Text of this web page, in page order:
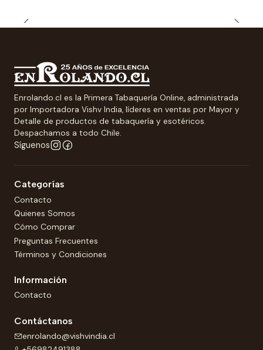
Enrolando.cl es la Primera Tabaquería Online, administrada
por Importadora Vishv India, líderes en ventas por Mayor y
Detalle de productos de tabaquería y esotéricos.
Despachamos a todo Chile.
Síguenos
Categorías
Contacto
Quienes Somos
Cómo Comprar
Preguntas Frecuentes
Términos y Condiciones
Información
Contacto
Contáctanos
enrolando@vishvindia.cl